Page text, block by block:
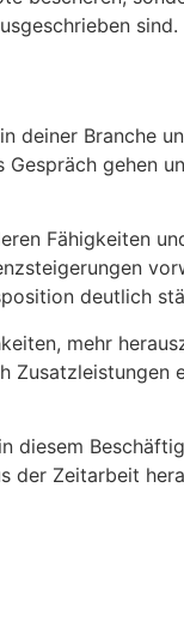
sind.
deiner Branche
gehen
Fähigkeiten
deutlich
mehr
Zusatzleistungen
diesem
der Zeitarbeit